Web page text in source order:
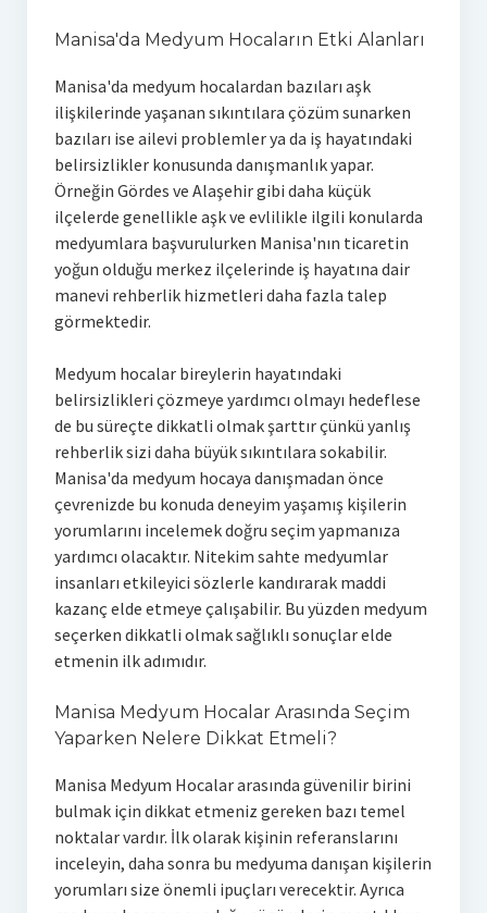
Manisa'da Medyum Hocaların Etki Alanları
Manisa'da medyum hocalardan bazıları aşk
ilişkilerinde yaşanan sıkıntılara çözüm sunarken
bazıları ise ailevi problemler ya da iş hayatındaki
belirsizlikler konusunda danışmanlık yapar.
Örneğin Gördes ve Alaşehir gibi daha küçük
ilçelerde genellikle aşk ve evlilikle ilgili konularda
medyumlara başvurulurken Manisa'nın ticaretin
yoğun olduğu merkez ilçelerinde iş hayatına dair
manevi rehberlik hizmetleri daha fazla talep
görmektedir.
Medyum hocalar bireylerin hayatındaki
belirsizlikleri çözmeye yardımcı olmayı hedeflese
de bu süreçte dikkatli olmak şarttır çünkü yanlış
rehberlik sizi daha büyük sıkıntılara sokabilir.
Manisa'da medyum hocaya danışmadan önce
çevrenizde bu konuda deneyim yaşamış kişilerin
yorumlarını incelemek doğru seçim yapmanıza
yardımcı olacaktır. Nitekim sahte medyumlar
insanları etkileyici sözlerle kandırarak maddi
kazanç elde etmeye çalışabilir. Bu yüzden medyum
seçerken dikkatli olmak sağlıklı sonuçlar elde
etmenin ilk adımıdır.
Manisa Medyum Hocalar Arasında Seçim
Yaparken Nelere Dikkat Etmeli?
Manisa Medyum Hocalar arasında güvenilir birini
bulmak için dikkat etmeniz gereken bazı temel
noktalar vardır. İlk olarak kişinin referanslarını
inceleyin, daha sonra bu medyuma danışan kişilerin
yorumları size önemli ipuçları verecektir. Ayrıca